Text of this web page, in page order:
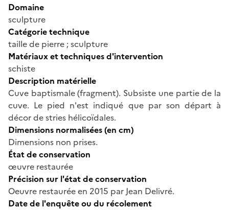
Domaine
sculpture
Catégorie technique
taille de pierre ; sculpture
Matériaux et techniques d'intervention
schiste
Description matérielle
Cuve baptismale (fragment). Subsiste une partie de la
cuve. Le pied n'est indiqué que par son départ à
décor de stries hélicoïdales.
Dimensions normalisées (en cm)
Dimensions non prises.
État de conservation
œuvre restaurée
Précision sur l'état de conservation
Oeuvre restaurée en 2015 par Jean Delivré.
Date de l'enquête ou du récolement